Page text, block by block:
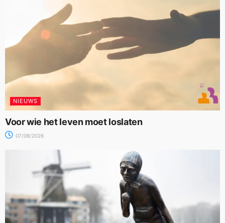
NIEUWS
Voor wie het leven moet loslaten
07/08/2026